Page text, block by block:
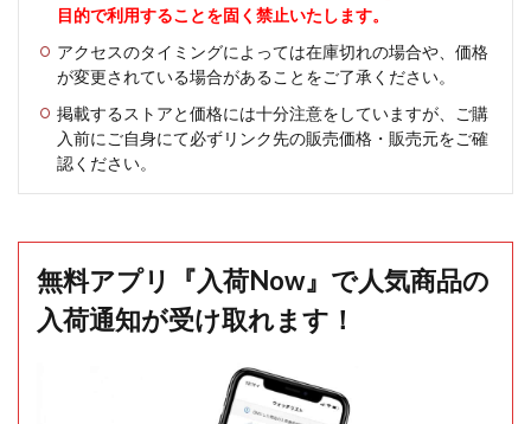
目的で利用することを固く禁止いたします。
アクセスのタイミングによっては在庫切れの場合や、価格
が変更されている場合があることをご了承ください。
掲載するストアと価格には十分注意をしていますが、ご購
入前にご自身にて必ずリンク先の販売価格・販売元をご確
認ください。
無料アプリ『入荷Now』で人気商品の
入荷通知が受け取れます！